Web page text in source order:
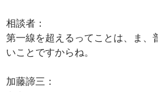
相談者：
第一線を超えるってことは、ま、
いことですからね。
加藤諦三：